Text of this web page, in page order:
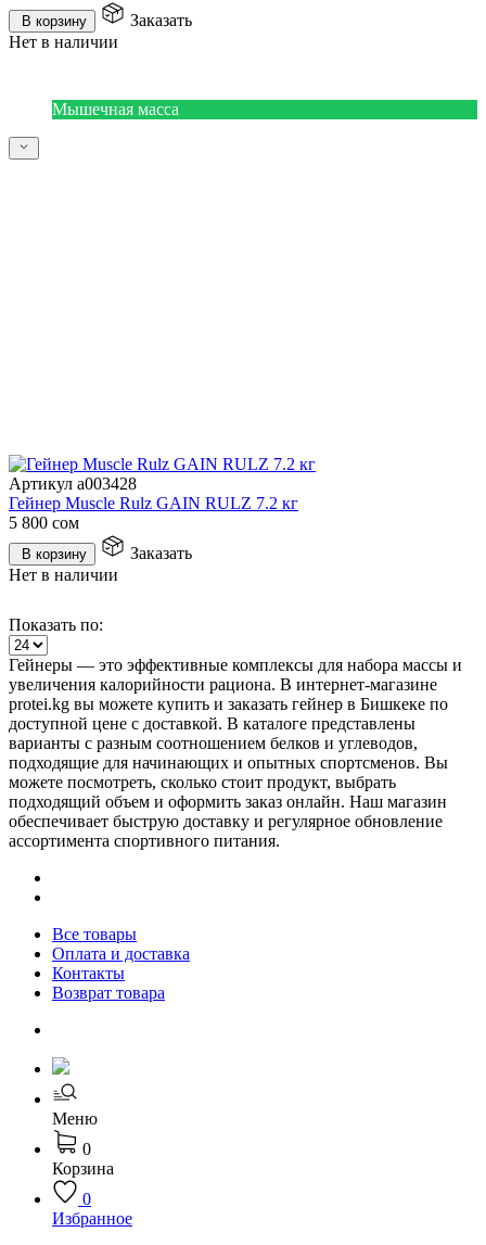
В корзину
Заказать
Нет в наличии
Мышечная масса
Артикул a003428
Гейнер Muscle Rulz GAIN RULZ 7.2 кг
5 800 сом
В корзину
Заказать
Нет в наличии
Показать по:
Гейнеры — это эффективные комплексы для набора массы и
увеличения калорийности рациона. В интернет-магазине
protei.kg вы можете купить и заказать гейнер в Бишкеке по
доступной цене с доставкой. В каталоге представлены
варианты с разным соотношением белков и углеводов,
подходящие для начинающих и опытных спортсменов. Вы
можете посмотреть, сколько стоит продукт, выбрать
подходящий объем и оформить заказ онлайн. Наш магазин
обеспечивает быструю доставку и регулярное обновление
ассортимента спортивного питания.
Все товары
Оплата и доставка
Контакты
Возврат товара
Меню
0
Корзина
0
Избранное